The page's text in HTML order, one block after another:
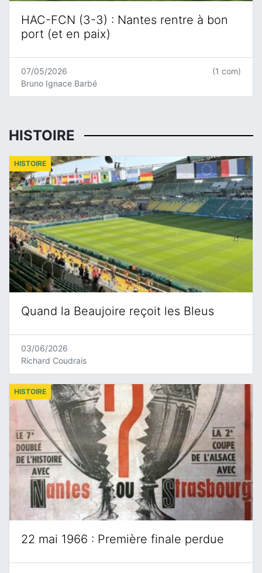
HAC-FCN (3-3) : Nantes rentre à bon
port (et en paix)
07/05/2026
Bruno Ignace Barbé
(1 com)
HISTOIRE
Quand la Beaujoire reçoit les Bleus
HISTOIRE
03/06/2026
Richard Coudrais
22 mai 1966 : Première finale perdue
HISTOIRE